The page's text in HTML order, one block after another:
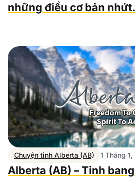
những điều cơ bản nhứt.
Chuyện tỉnh Alberta (AB) 1 Tháng 1,
Alberta (AB) – Tỉnh